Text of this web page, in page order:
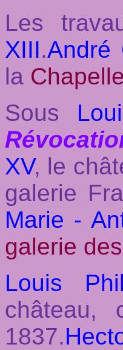
Les
XIII.André
la
Sous
XV, le
galerie
Marie -
galerie
Louis
1837.